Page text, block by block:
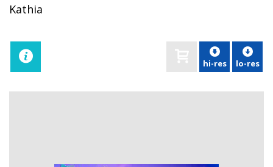
Kathia
hi-res lo-res